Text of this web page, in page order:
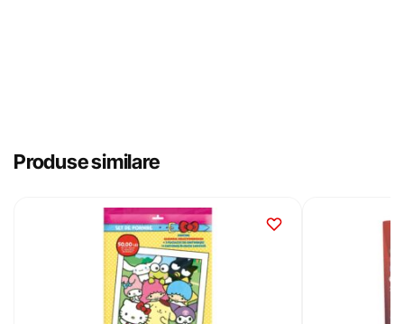
Produse similare